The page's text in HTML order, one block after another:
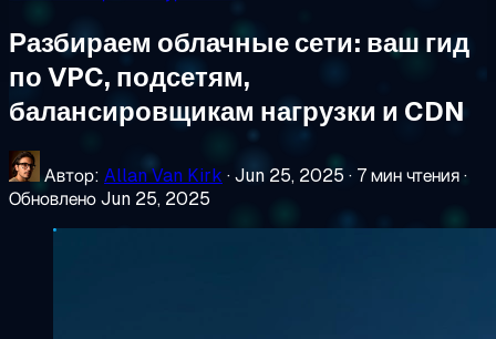
Разбираем облачные сети: ваш гид
по VPC, подсетям,
балансировщикам нагрузки и CDN
Автор: Allan Van Kirk ·Jun 25, 2025 · 7 мин чтения·
Обновлено Jun 25, 2025